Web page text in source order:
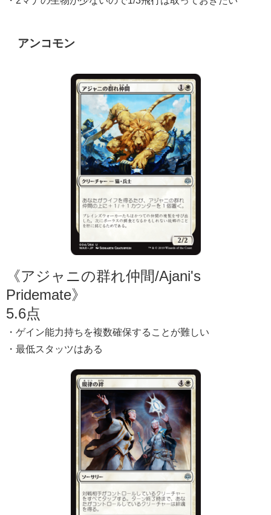
アンコモン
《アジャニの群れ仲間/Ajani's
Pridemate》
5.6点
・ゲイン能力持ちを複数確保することが難しい
・最低スタッツはある